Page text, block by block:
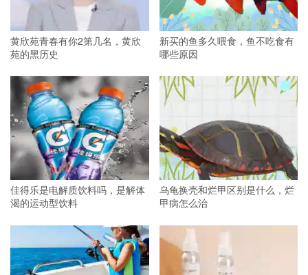
黄欣苑青春有你2第几名，黄欣
苑的黑历史
新买的鱼多久喂食，鱼不吃食有
哪些原因
佳得乐是电解质饮料吗，是解体
渴的运动型饮料
乌龟换壳和烂甲区别是什么，烂
甲病怎么治